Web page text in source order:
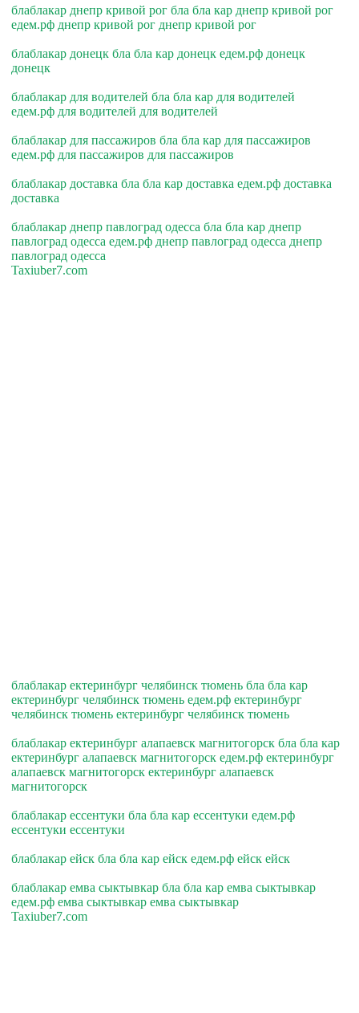
блаблакар днепр кривой рог бла бла кар днепр кривой рог
едем.рф днепр кривой рог днепр кривой рог
блаблакар донецк бла бла кар донецк едем.рф донецк
донецк
блаблакар для водителей бла бла кар для водителей
едем.рф для водителей для водителей
блаблакар для пассажиров бла бла кар для пассажиров
едем.рф для пассажиров для пассажиров
блаблакар доставка бла бла кар доставка едем.рф доставка
доставка
блаблакар днепр павлоград одесса бла бла кар днепр
павлоград одесса едем.рф днепр павлоград одесса днепр
павлоград одесса
Taxiuber7.com
блаблакар ектеринбург челябинск тюмень бла бла кар
ектеринбург челябинск тюмень едем.рф ектеринбург
челябинск тюмень ектеринбург челябинск тюмень
блаблакар ектеринбург алапаевск магнитогорск бла бла кар
ектеринбург алапаевск магнитогорск едем.рф ектеринбург
алапаевск магнитогорск ектеринбург алапаевск
магнитогорск
блаблакар ессентуки бла бла кар ессентуки едем.рф
ессентуки ессентуки
блаблакар ейск бла бла кар ейск едем.рф ейск ейск
блаблакар емва сыктывкар бла бла кар емва сыктывкар
едем.рф емва сыктывкар емва сыктывкар
Taxiuber7.com